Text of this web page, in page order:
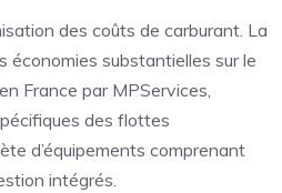
des coûts de carburant. La
substantielles sur le
France par MPServices,
des flottes
d’équipements comprenant
intégrés.